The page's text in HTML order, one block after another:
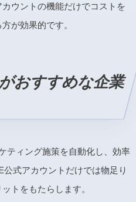
ウントの機能だけでコストを
が効果的です。
おすすめな企業
ティング施策を自動化し、効率
式アカウントだけでは物足り
トをもたらします。